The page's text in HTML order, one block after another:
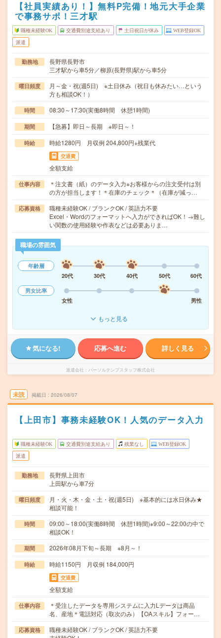
【社員実績あり！】無料P完備！地元大手企業
で事務サポ！三才駅
職種未経験OK 交通費別途支給あり 土日祝日が休み WEB登録OK
派遣
勤務地
長野県長野市
三才駅から車5分／柳原(長野県)駅から車5分
曜日頻度
月～金・祝(週5日) ※土日休み（祝日も休みたい…という
方も相談OK！）
時間 08:30～17:30(実働8時間 休憩1時間)
期間 【急募】即日～長期 ※即日～！
時給 時給1280円 月収例 204,800円+残業代
交通費
全額支給
仕事内容
＊注文書（紙）のデータ入力※お客様からの注文受付は別
の方が担当します！＊在庫のチェック＊（在庫が減っ…
応募資格
職種未経験OK / ブランクOK / 英語力不要
Excel・Wordのフォーマットへ入力ができればOK！→難し
い関数の使用経験や作表などは必要ありま…
職場の雰囲気
年齢層
20代
30代 40代 50代
60代
男女比率
女性
男性
もっと見る
気になる! 応募へ進む 詳しく見る
派遣会社 パーソルテンプスタッフ株式会社
未読 掲載日 2026/08/07
【上田市】事務未経験OK！人気のデータ入力
職種未経験OK 交通費別途支給あり 残業なし WEB登録OK
派遣
勤務地
長野県上田市
上田駅から車7分
曜日頻度
月・火・木・金・土・祝(週5日) ※基本的には水日休み★
相談可能！
時間
09:00～18:00(実働8時間 休憩1時間)※9:00～22:00の中で
相談OK！
期間 2026年08月下旬～長期 ※8月～！
時給 時給1150円 月収例 184,000円
交通費
全額支給
仕事内容
＊受注したデータを専用システムに入力Lデータは商品
名、産地＊電話対応（取次のみ）【OAスキル】フォー…
応募資格
職種未経験OK / ブランクOK / 英語力不要